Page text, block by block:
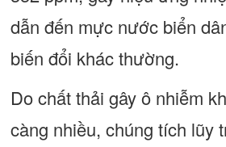
dẫn đến mực nước biển
biến đổi khác thường.
Do chất thải gây ô nhiễm
càng nhiều, chúng tích lũy